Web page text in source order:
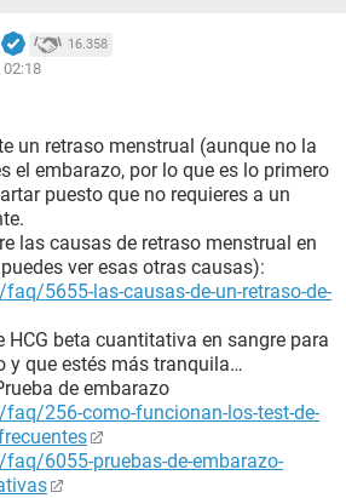
16.358
02:18
un retraso menstrual (aunque no la
el embarazo, por lo que es lo primero
puesto que no requieres a un
las causas de retraso menstrual en
ver esas otras causas):
5655-las-causas-de-un-retraso-de-
HCG beta cuantitativa en sangre para
y que estés más tranquila…
de embarazo
256-como-funcionan-los-test-de-
6055-pruebas-de-embarazo-